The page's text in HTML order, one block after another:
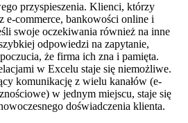
przyspieszenia. Klienci, którzy
e-commerce, bankowości online i
swoje oczekiwania również na inne
odpowiedzi na zapytanie,
że firma ich zna i pamięta.
w Excelu staje się niemożliwe.
komunikację z wielu kanałów (e-
w jednym miejscu, staje się
doświadczenia klienta.